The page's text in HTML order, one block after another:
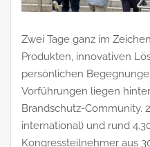
Zwei Tage ganz im
Produkten, innovativen
persönlichen
Vorführungen liegen
Brandschutz-Community.
international) und rund
Kongressteilnehmer aus